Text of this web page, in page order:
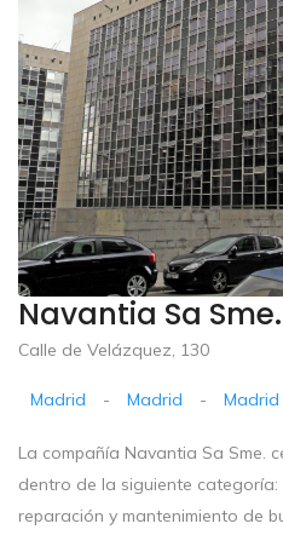
Navantia Sa Sme.
Calle de Velázquez, 130
Madrid - Madrid - Madrid
La compañía Navantia Sa Sme.
dentro de la siguiente categoría:
reparación y mantenimiento de